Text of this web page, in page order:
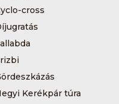
cross
Kerékpár túra